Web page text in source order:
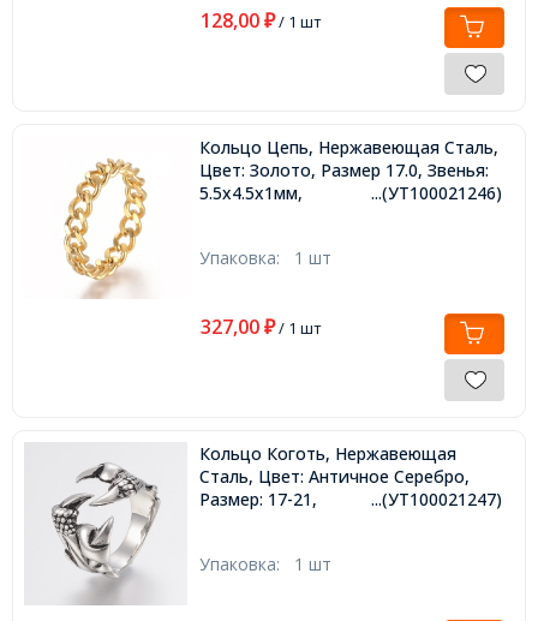
128,00 ₽/ 1 шт
Кольцо Цепь, Нержавеющая Сталь,
Цвет: Золото, Размер 17.0, Звенья:
5.5x4.5x1мм,
...(УТ100021246)
Упаковка: 1 шт
327,00 ₽/ 1 шт
Кольцо Коготь, Нержавеющая
Сталь, Цвет: Античное Серебро,
Размер: 17-21,
...(УТ100021247)
Упаковка: 1 шт